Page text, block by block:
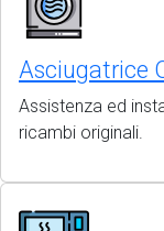
Asciugatrice
Assistenza ed
ricambi originali.